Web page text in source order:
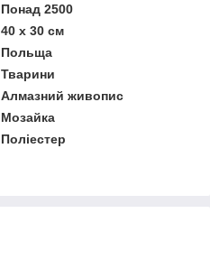
Понад 2500
40 x 30 см
Польща
Тварини
Алмазний живопис
Мозайка
Поліестер